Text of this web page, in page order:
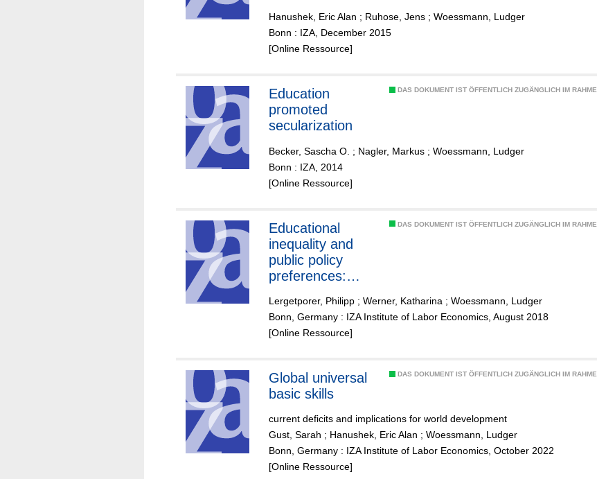
Hanushek, Eric Alan ; Ruhose, Jens ; Woessmann, Ludger
Bonn : IZA, December 2015
[Online Ressource]
DAS DOKUMENT IST ÖFFENTLICH ZUGÄNGLICH IM
Education
promoted
secularization
Becker, Sascha O. ; Nagler, Markus ; Woessmann, Ludger
Bonn : IZA, 2014
[Online Ressource]
DAS DOKUMENT IST ÖFFENTLICH ZUGÄNGLICH IM
Educational
inequality and
public policy
preferences:
representative
survey
experiments
Lergetporer, Philipp ; Werner, Katharina ; Woessmann, Ludger
Bonn, Germany : IZA Institute of Labor Economics, August 2018
[Online Ressource]
DAS DOKUMENT IST ÖFFENTLICH ZUGÄNGLICH IM
Global universal
basic skills
current deficits and implications for world development
Gust, Sarah ; Hanushek, Eric Alan ; Woessmann, Ludger
Bonn, Germany : IZA Institute of Labor Economics, October 2022
[Online Ressource]